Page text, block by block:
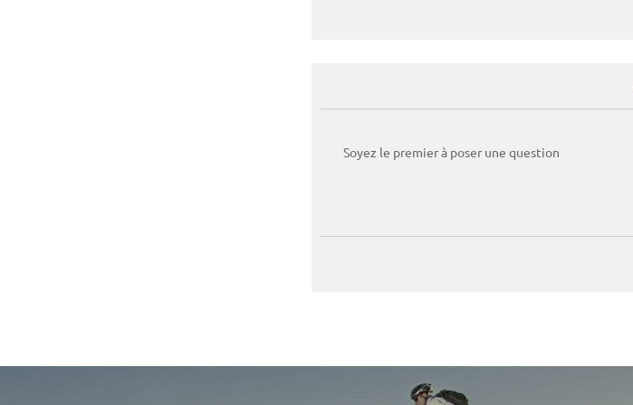
Soyez le premier à poser une question